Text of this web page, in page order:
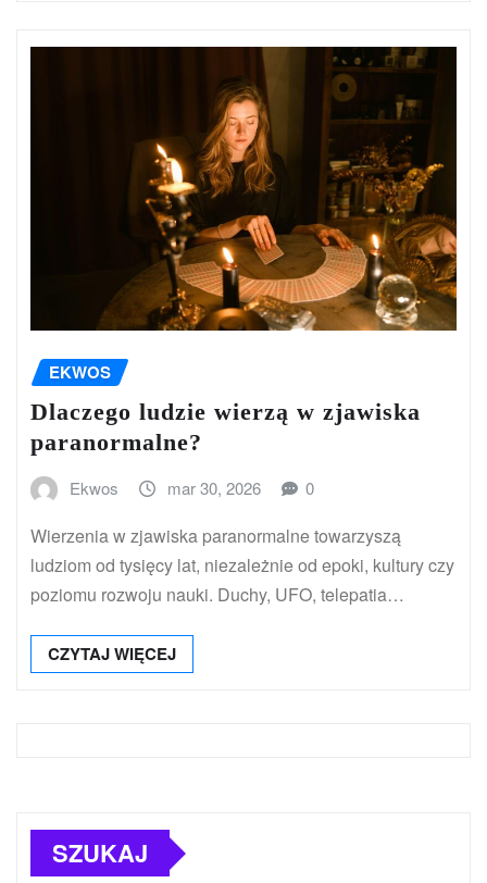
EKWOS
Dlaczego ludzie wierzą w zjawiska
paranormalne?
Ekwos mar 30, 2026 0
Wierzenia w zjawiska paranormalne towarzyszą
ludziom od tysięcy lat, niezależnie od epoki, kultury czy
poziomu rozwoju nauki. Duchy, UFO, telepatia…
CZYTAJ WIĘCEJ
SZUKAJ